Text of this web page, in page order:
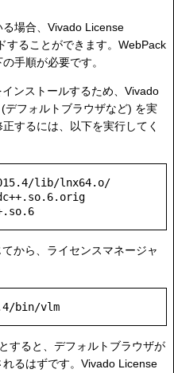
場合、Vivado License
することができます。WebPack
手順が必要です。
ンストールするため、Vivado
フォルトブラウザなど) を実
するには、以下を実行してく
lib/lnx64.o/
から、ライセンスマネージャ
すると、デフォルトブラウザが
るはずです。Vivado License